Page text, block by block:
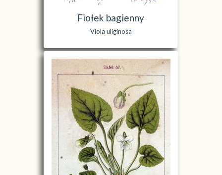
Fiołek bagienny
Viola uliginosa